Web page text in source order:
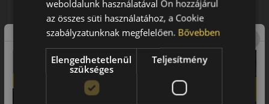
NÉGYÉVSZAKOS GUMI
Allseason Contact2
195/65R15 (91) H
AKÁR 8.000 FT
SZERELÉSI
weboldalunk használatával Ön hozzájárul
az összes süti használatához, a Cookie
szabályzatunknak megfelelően. Bővebben
Elengedhetetlenül
szükséges
Teljesítmény